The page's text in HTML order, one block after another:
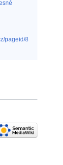
pageid/8